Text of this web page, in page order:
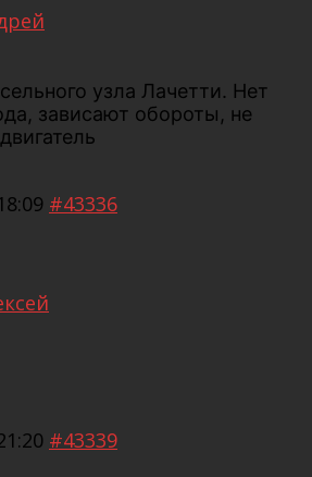
узла Лачетти. Нет
зависают обороты, не
#43336
#43339